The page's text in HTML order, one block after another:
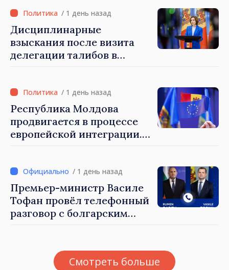
/ 1 день назад
Дисциплинарные
взыскания после визита
делегации талибов в
занимающие высокие
должности, не знают
политики государства»
/ 1 день назад
Республика Молдова
продвигается в процессе
европейской интеграции.
блокирует» / 1 день назад
Премьер-министр Василе
Тофан провёл телефонный
разговор с болгарским
Смотреть больше